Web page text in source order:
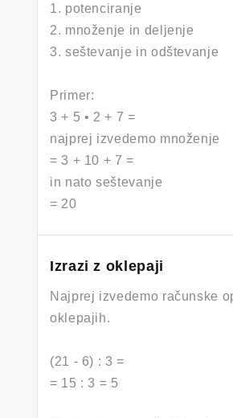
1. potenciranje
2. množenje in deljenje
3. seštevanje in odštevanje
Primer:
3 + 5 • 2 + 7 =
najprej izvedemo množenje
= 3 + 10 + 7 =
in nato seštevanje
= 20
Izrazi z oklepaji
Najprej izvedemo računske
oklepajih.
(21 - 6) : 3 =
= 15 : 3 = 5